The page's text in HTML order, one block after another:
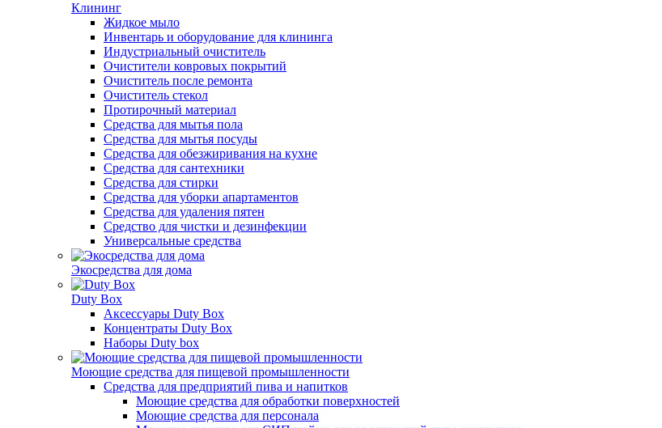
Клининг
Жидкое мыло
Инвентарь и оборудование для клининга
Индустриальный очиститель
Очистители ковровых покрытий
Очиститель после ремонта
Очиститель стекол
Протирочный материал
Средства для мытья пола
Средства для мытья посуды
Средства для обезжиривания на кухне
Средства для сантехники
Средства для стирки
Средства для уборки апартаментов
Средства для удаления пятен
Средство для чистки и дезинфекции
Универсальные средства
Экосредства для дома
Duty Box
Аксессуары Duty Box
Концентраты Duty Box
Наборы Duty box
Моющие средства для пищевой промышленности
Cредства для предприятий пива и напитков
Моющие средства для обработки поверхностей
Моющие средства для персонала